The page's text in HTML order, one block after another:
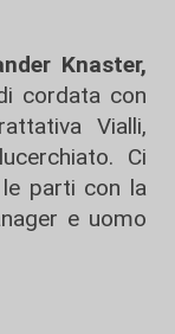
Knaster,
cordata con
Vialli,
Ci
parti con la
e uomo